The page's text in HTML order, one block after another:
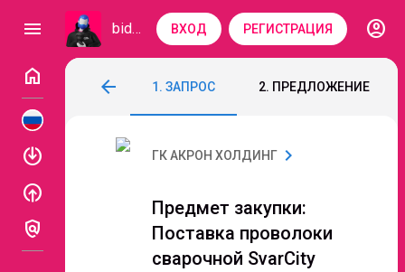
menu bidzaar ВХОД РЕГИСТРАЦИЯ
account_circle
home
enable
enable
policy
arrow_back
Предмет закупки: Поставка
1. ЗАПРОС 2. ПРЕДЛОЖЕНИЕ
ГК АКРОН ХОЛДИНГ chevron_right
Предмет закупки:
Поставка проволоки
сварочной SvarСity